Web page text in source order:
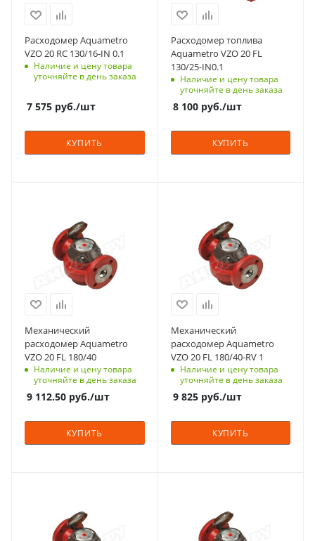
Расходомер Aquametro
VZO 20 RC 130/16-IN 0.1
Наличие и цену товара
уточняйте в день заказа
7 575 руб./шт
КУПИТЬ
Расходомер топлива
Aquametro VZO 20 FL
130/25-IN0.1
Наличие и цену товара
уточняйте в день заказа
8 100руб./шт
КУПИТЬ
Механический
расходомер Aquametro
VZO 20 FL 180/40
Наличие и цену товара
уточняйте в день заказа
9 112.50 руб./шт
КУПИТЬ
Механический
расходомер Aquametro
VZO 20 FL 180/40-RV 1
Наличие и цену товара
уточняйте в день заказа
9 825руб./шт
КУПИТЬ